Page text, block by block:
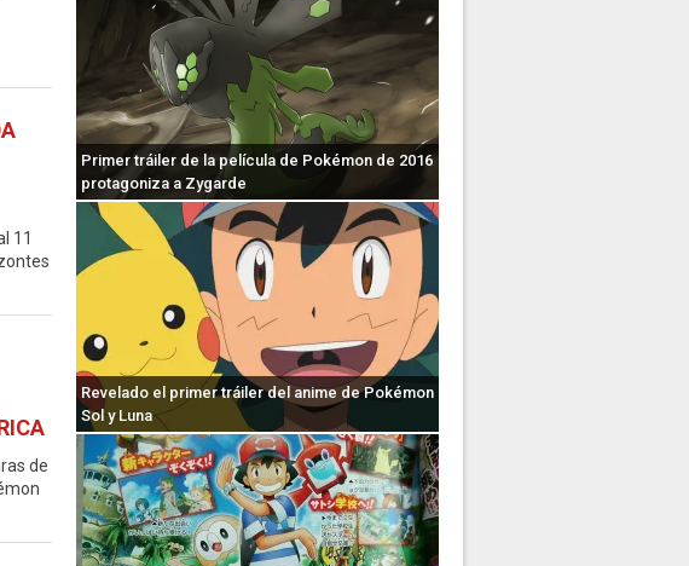
11
de
Primer tráiler de la película de Pokémon de 2016
protagoniza a Zygarde
Revelado el primer tráiler del anime de Pokémon
Sol y Luna